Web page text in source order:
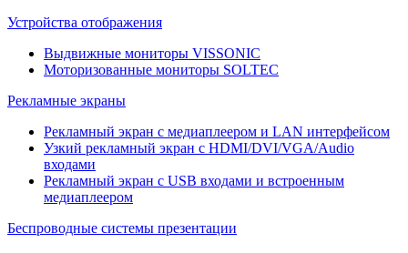
Устройства отображения
Выдвижные мониторы VISSONIC
Моторизованные мониторы SOLTEC
Рекламные экраны
Рекламный экран с медиаплеером и LAN интерфейсом
Узкий рекламный экран с HDMI/DVI/VGA/Audio
входами
Рекламный экран с USB входами и встроенным
медиаплеером
Беспроводные системы презентации